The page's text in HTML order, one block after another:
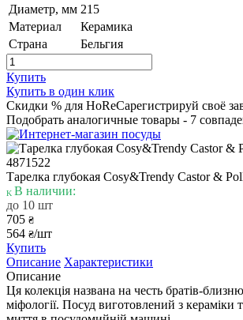
Диаметр, мм 215
Материал
Керамика
Страна
Бельгия
Купить
Купить в один клик
Скидки % для HoReCaрегистрируй своё
Подобрать аналогичные товары - 7
Тарелка глубокая Cosy&Trendy Castor &
В наличии:
до 10 шт
705 ₴
564 ₴/шт
Купить
Описание Характеристики
Описание
Ця колекція названа на честь братів-
міфології. Посуд виготовлений з кераміки